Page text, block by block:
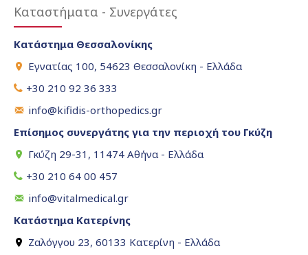
Καταστήματα - Συνεργάτες
Κατάστημα Θεσσαλονίκης
Εγνατίας 100, 54623 Θεσσαλονίκη - Ελλάδα
+30 210 92 36 333
info@kifidis-orthopedics.gr
Επίσημος συνεργάτης για την περιοχή του Γκύζη
Γκύζη 29-31, 11474 Αθήνα - Ελλάδα
+30 210 64 00 457
info@vitalmedical.gr
Κατάστημα Κατερίνης
Ζαλόγγου 23, 60133 Κατερίνη - Ελλάδα